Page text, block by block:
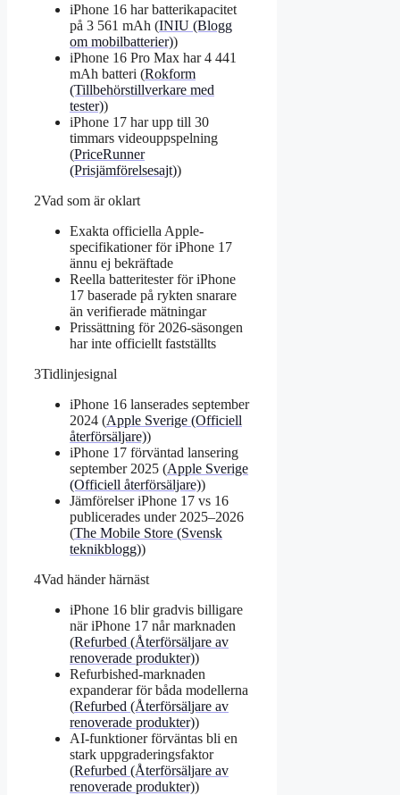
iPhone 16 har batterikapacitet
på 3 561 mAh (INIU (Blogg
om mobilbatterier))
iPhone 16 Pro Max har 4 441
mAh batteri (Rokform
(Tillbehörstillverkare med
tester))
iPhone 17 har upp till 30
timmars videouppspelning
(PriceRunner
(Prisjämförelsesajt))
2Vad som är oklart
Exakta officiella Apple-
specifikationer för iPhone 17
ännu ej bekräftade
Reella batteritester för iPhone
17 baserade på rykten snarare
än verifierade mätningar
Prissättning för 2026-säsongen
har inte officiellt fastställts
3Tidlinjesignal
iPhone 16 lanserades september
2024 (Apple Sverige (Officiell
återförsäljare))
iPhone 17 förväntad lansering
september 2025 (Apple Sverige
(Officiell återförsäljare))
Jämförelser iPhone 17 vs 16
publicerades under 2025–2026
(The Mobile Store (Svensk
teknikblogg))
4Vad händer härnäst
iPhone 16 blir gradvis billigare
när iPhone 17 når marknaden
(Refurbed (Återförsäljare av
renoverade produkter))
Refurbished-marknaden
expanderar för båda modellerna
(Refurbed (Återförsäljare av
renoverade produkter))
AI-funktioner förväntas bli en
stark uppgraderingsfaktor
(Refurbed (Återförsäljare av
renoverade produkter))